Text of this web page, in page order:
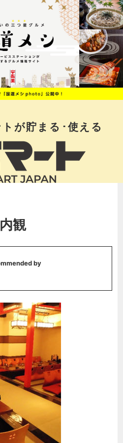
が貯まる･使える
内観
by